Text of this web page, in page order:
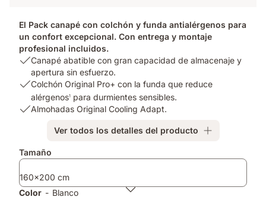
El Pack canapé con colchón y funda antialérgenos para
un confort excepcional. Con entrega y montaje
profesional incluidos.
USP
Canapé
abatible
con
capacidad
almacenaje
apertura
sin
Canapé abatible con gran capacidad de almacenaje y
apertura sin esfuerzo.
USP
Colchón
la
que
reduce
Colchón Original Pro+ con la funda que reduce
alérgenos1 para durmientes sensibles.
USP
Almohadas
Cooling
Almohadas Original Cooling Adapt.
Ver todos los detalles del producto
Complementos
Tamaño
160x200 cm
Color - Blanco